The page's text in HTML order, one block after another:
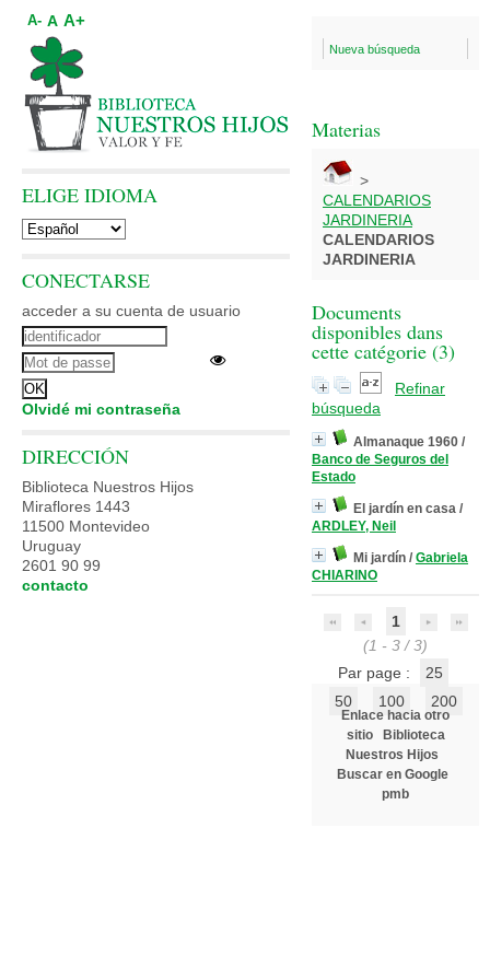
Nueva búsqueda
Materias
>
CALENDARIOS
JARDINERIA
CALENDARIOS
JARDINERIA
Documents
disponibles dans
cette catégorie (3)
Refinar
búsqueda
Almanaque 1960 /
Banco de Seguros del
Estado
El jardín en casa /
ARDLEY, Neil
Mi jardín / Gabriela
CHIARINO
1
(1 - 3 / 3)
Par page :
25
50
100 200
Enlace hacia otro
sitio
Biblioteca
Nuestros Hijos
Buscar en Google
pmb
A- A A+
ELIGE IDIOMA
CONECTARSE
acceder a su cuenta de usuario
Olvidé mi contraseña
DIRECCIÓN
Biblioteca Nuestros Hijos
Miraflores 1443
11500 Montevideo
Uruguay
2601 90 99
contacto